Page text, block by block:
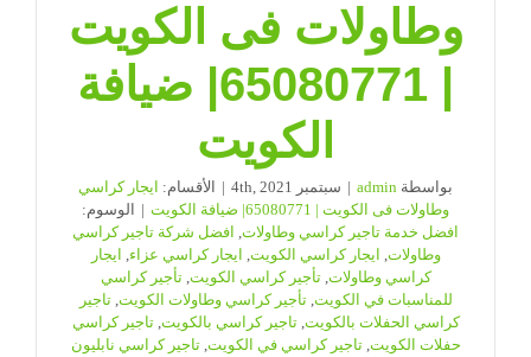
وطاولات فى الكويت
| 65080771| ضيافة
الكويت
بواسطة admin
| سبتمبر 4th, 2021 | الأقسام: ايجار كراسي
وطاولات فى الكويت | 65080771| ضيافة الكويت
|
الوسوم:
افضل خدمة تاجير كراسي وطاولات, افضل شركة تاجير كراسي
وطاولات, ايجار كراسي الكويت, ايجار كراسي عزاء, ايجار
كراسي وطاولات,تأجير كراسي الكويت,تأجير كراسي
للمناسبات في الكويت,تأجير كراسي وطاولات الكويت,تاجير
كراسي الحفلات بالكويت,تاجير كراسي بالكويت,تاجير كراسي
حفلات الكويت,تاجير كراسي في الكويت,تاجير كراسي نابليون